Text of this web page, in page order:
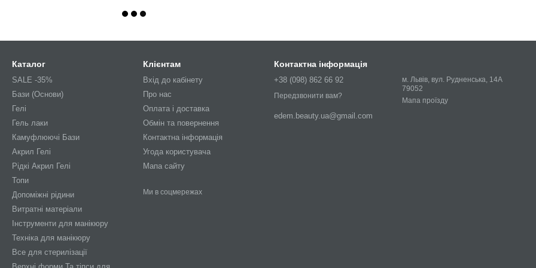
Каталог
SALE -35%
Бази (Основи)
Гелі
Гель лаки
Камуфлюючі Бази
Акрил Гелі
Рідкі Акрил Гелі
Топи
Допоміжні рідини
Витратні матеріали
Інструменти для манікюру
Техніка для манікюру
Все для стерилізації
Клієнтам
Вхід до кабінету
Про нас
Оплата і доставка
Обмін та повернення
Контактна інформація
Угода користувача
Мапа сайту
Ми в соцмережах
Контактна інформація
+38 (098) 862 66 92
Передзвонити вам?
edem.beauty.ua@gmail.com
м. Львів, вул. Рудненська, 14А
79052
Мапа проїзду